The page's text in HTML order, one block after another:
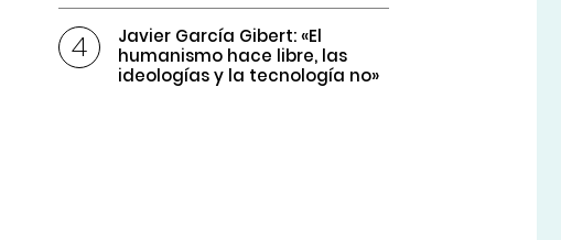
Javier García Gibert: «El
humanismo hace libre, las
ideologías y la tecnología no»